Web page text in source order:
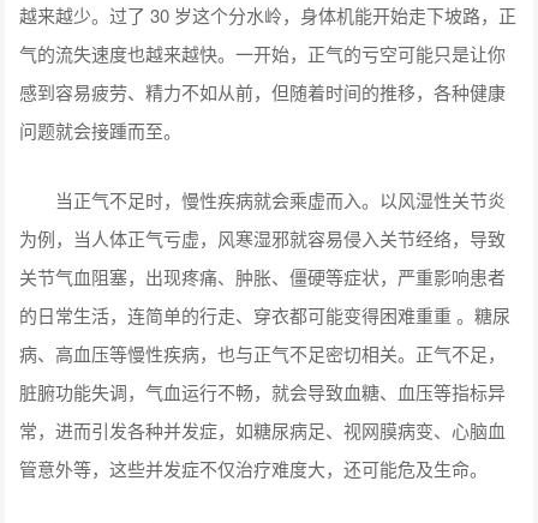
越来越少。过了 30 岁这个分水岭，身体机能开始走下坡路，正
气的流失速度也越来越快。一开始，正气的亏空可能只是让你
感到容易疲劳、精力不如从前，但随着时间的推移，各种健康
问题就会接踵而至。
当正气不足时，慢性疾病就会乘虚而入。以风湿性关节炎
为例，当人体正气亏虚，风寒湿邪就容易侵入关节经络，导致
关节气血阻塞，出现疼痛、肿胀、僵硬等症状，严重影响患者
的日常生活，连简单的行走、穿衣都可能变得困难重重 。糖尿
病、高血压等慢性疾病，也与正气不足密切相关。正气不足，
脏腑功能失调，气血运行不畅，就会导致血糖、血压等指标异
常，进而引发各种并发症，如糖尿病足、视网膜病变、心脑血
管意外等，这些并发症不仅治疗难度大，还可能危及生命。